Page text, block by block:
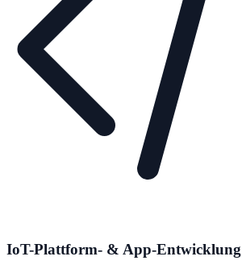
IoT-Plattform- & App-Entwicklung